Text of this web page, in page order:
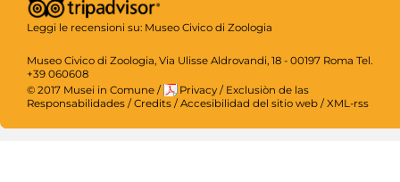
Leggi le recensioni su: Museo Civico di Zoologia
Museo Civico di Zoologia, Via Ulisse Aldrovandi, 18 - 00197 Roma Tel.
+39 060608
© 2017 Musei in Comune / Privacy / Exclusiòn de las
Responsabilidades / Credits / Accesibilidad del sitio web / XML-rss